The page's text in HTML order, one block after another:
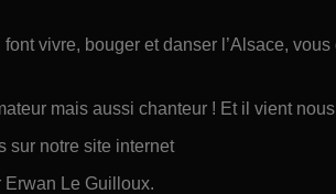
vivre, bouger et danser l’Alsace,
mais aussi chanteur ! Et il vient
sur notre site internet
Erwan Le Guilloux.